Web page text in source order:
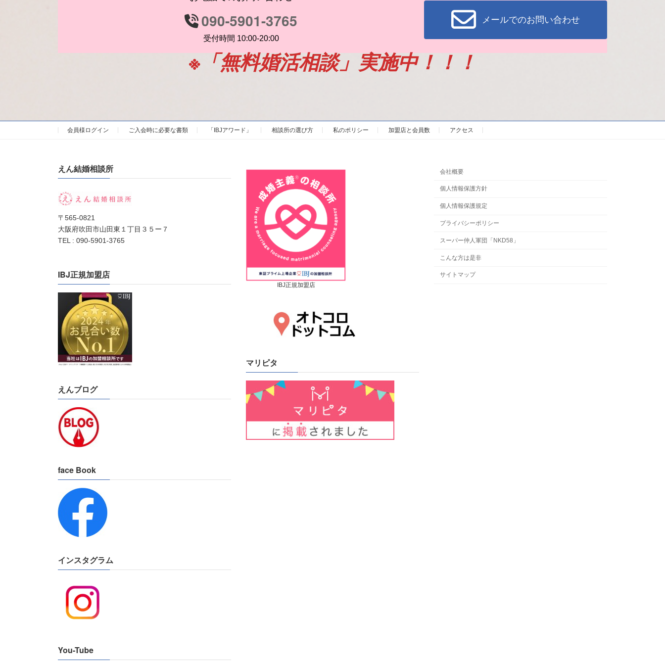
090-5901-3765
受付時間 10:00-20:00
メールでのお問い合わせ
※「無料婚活相談」実施中！！！
会員様ログイン ご入会時に必要な書類 「IBJアワード」 相談所の選び方 私のポリシー 加盟店と会員数 アクセス
えん結婚相談所
〒565-0821
大阪府吹田市山田東１丁目３５ー７
TEL : 090-5901-3765
IBJ正規加盟店
えんブログ
face Book
インスタグラム
You-Tube
IBJ正規加盟店
マリピタ
会社概要
個人情報保護方針
個人情報保護規定
プライバシーポリシー
スーパー仲人軍団「NKD58」
こんな方は是非
サイトマップ